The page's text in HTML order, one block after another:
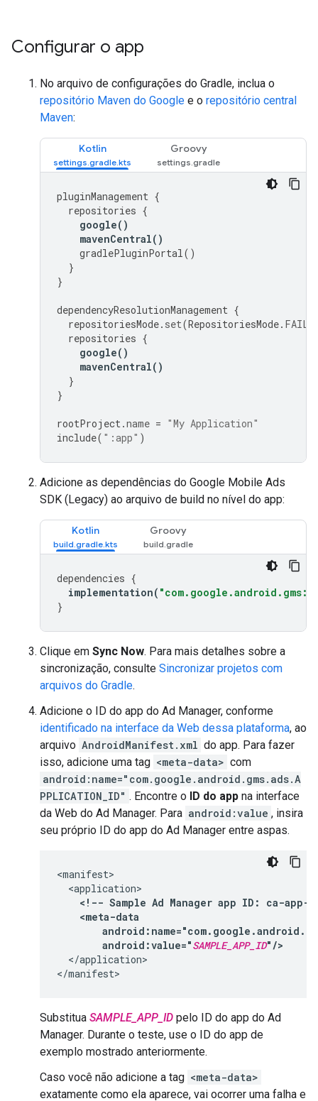
Configurar o app
No arquivo de configurações do Gradle, inclua o
repositório Maven do Google e o repositório central
Maven:
Kotlin Groovy
pluginManagement {
repositories {
google()
mavenCentral()
gradlePluginPortal()
}
}
dependencyResolutionManagement {
repositoriesMode. set(RepositoriesMode.
repositories {
google()
mavenCentral()
}
}
rootProject.name = "My Application"
include( ":app" )
Adicione as dependências do Google Mobile Ads
SDK (Legacy) ao arquivo de build no nível do app:
Kotlin Groovy
dependencies {
implementation(
}
Clique em Sync Now. Para mais detalhes sobre a
sincronização, consulte Sincronizar projetos com
arquivos do Gradle.
Adicione o ID do app do Ad Manager, conforme
identificado na interface da Web dessa plataforma, ao
arquivo AndroidManifest.xml do app. Para fazer
isso, adicione uma tag <meta-data> com
android:name="com.google.android.gms.ads.A
PPLICATION_ID" . Encontre o ID do app na interface
da Web do Ad Manager. Para android:value , insira
seu próprio ID do app do Ad Manager entre aspas.
<!-- Sample Ad Manager app ID:
ca-app-
android:value="SAMPLE_APP_ID"/>
</application>
Substitua SAMPLE_APP_ID pelo ID do app do Ad
Manager. Durante o teste, use o ID do app de
exemplo mostrado anteriormente.
Caso você não adicione a tag <meta-data>
exatamente como ela aparece, vai ocorrer uma falha e